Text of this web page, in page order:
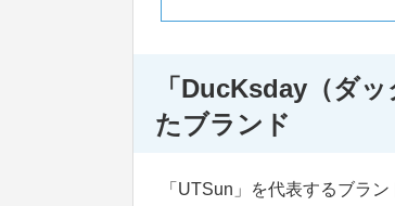
「DucKsday（ダ
たブランド
「UTSun」を代表するブラ